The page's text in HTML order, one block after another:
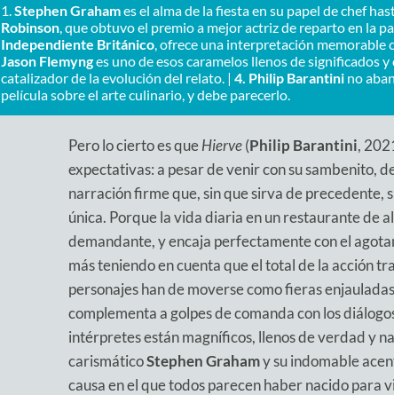
1.Stephen Grahames el alma de la fiesta en su papel de chef
Robinson, que obtuvo el premio a mejor actriz de reparto en la
Independiente Británico, ofrece una interpretación memorable
Jason Flemynges uno de esos caramelos llenos de significados
catalizador de la evolución del relato. | 4. Philip Barantini no
película sobre el arte culinario, y debe parecerlo.
Pero lo cierto es queHierve(Philip Barantini,
expectativas: a pesar de venir con su sambenito,
narración firme que, sin que sirva de precedente,
única. Porque la vida diaria en un restaurante de
demandante, y encaja perfectamente con el
más teniendo en cuenta que el total de la acción
personajes han de moverse como fieras
complementa a golpes de comanda con los
intérpretes están magníficos, llenos de verdad y
carismáticoStephen Grahamy su indomable
causa en el que todos parecen haber nacido para